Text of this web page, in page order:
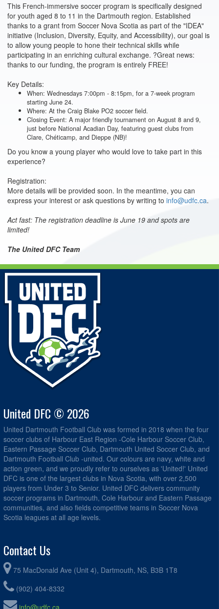
This French-immersive soccer program is specifically designed
for youth aged 8 to 11 in the Dartmouth region. Established
thanks to a grant from Soccer Nova Scotia as part of the "IDEA"
initiative (Inclusion, Diversity, Equity, and Accessibility), our goal is
to allow young people to hone their technical skills while
participating in an enriching cultural exchange. ?Great news:
thanks to our funding, the program is entirely FREE!
Key Details:
When: Wednesdays 7:00pm - 8:15pm, for a 7-week program
starting June 24.
Where: At the Craig Blake PO2 soccer field.
Closing Event: A major friendly tournament on August 8 and 9,
just before National Acadian Day, featuring guest clubs from
Clare, Chéticamp, and Dieppe (NB)!
Do you know a young player who would love to take part in this
experience?
Registration:
More details will be provided soon. In the meantime, you can
express your interest or ask questions by writing to info@udfc.ca.
Act fast: The registration deadline is June 19 and spots are
limited!
The United DFC Team
United DFC © 2026
United Dartmouth Football Club was formed in 2018 when the four
soccer clubs of Harbour East Region -Cole Harbour Soccer Club,
Eastern Passage Soccer Club, Dartmouth United Soccer Club, and
Dartmouth Football Club -united. Our colours are navy, white and
action green, and we proudly refer to ourselves as 'United!' United
DFC is one of the largest clubs in Nova Scotia, with over 2,500
players from Under 3 to Senior. United DFC delivers community
soccer programs in Dartmouth, Cole Harbour and Eastern Passage
communities, and also fields competitive teams in Soccer Nova
Scotia leagues at all age levels.
Contact Us
75 MacDonald Ave (Unit 4), Dartmouth, NS, B3B 1T8
(902) 404-8332
info@udfc.ca